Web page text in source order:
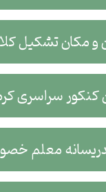
و مکان تشکیل
سراسری
معلم